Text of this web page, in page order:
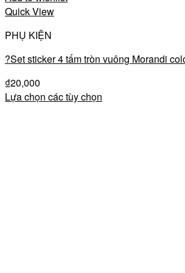
Quick View
PHỤ KIỆN
?Set sticker 4 tấm tròn vuông Morandi
₫20,000
Lựa chọn các tùy chọn